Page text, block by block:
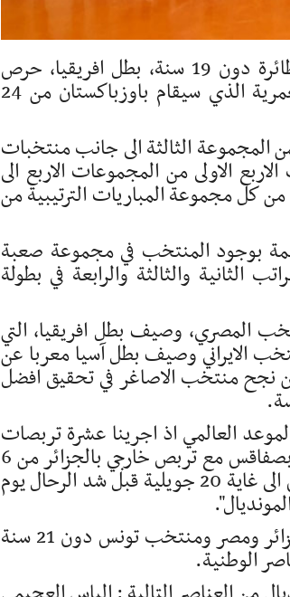
أكد أشرف بن سالم مدرب المنتخب الوطني التونسي للكرة الطائرة دون 19 سنة، بطل افريقيا، حرص
العناصر الوطنية على الذهاب بعيدا في مونديال هذه الفئة العمرية الذي سيقام باوزباكستان من 24
الثالثة الى جانب منتخبات
الاولى من المجموعات الاربع الى
كل مجموعة المباريات الترتيبية من
بوجود المنتخب في مجموعة صعبة
الثانية والثالثة والرابعة في بطولة
المصري، وصيف بطل افريقيا، التي
الايراني وصيف بطل آسيا معربا عن
يتوفق ابناؤه في تكرار انجاز مونديال ايطاليا 2009 حين نجح منتخب الاصاغر في تحقيق افضل
العالمي اذ اجرينا عشرة تربصات
اعدادية دارت بين قاعتي توفيق بوهيمة برادس والرائد البجاوي بصفاقس مع تربص خارجي بالجزائر من 6
الى 10 جويلية الجاري، ونحن الان بصدد اجراء تربص اخير بتونس الى غاية 20 جويلية قبل شد الرحال يوم
وأبرز ان هذه التربصات تخللتها اختبارات ودية ضد منتخبي الجزائر ومصر ومنتخب تونس دون 21 سنة
الوطنية.